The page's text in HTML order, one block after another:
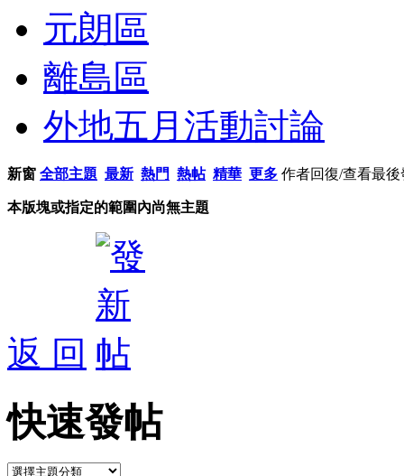
元朗區
離島區
外地五月活動討論
新窗 全部主題 最新 熱門 熱帖 精華 更多 作者回復/查看最後
本版塊或指定的範圍內尚無主題
返 回
快速發帖